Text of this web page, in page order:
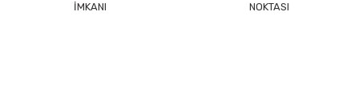
İMKANI
NOKTASI